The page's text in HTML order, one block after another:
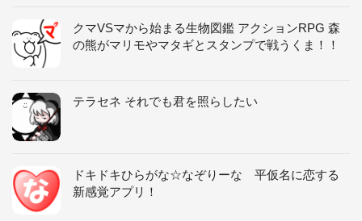
クマVSマから始まる生物図鑑 アクションRPG 森
の熊がマリモやマタギとスタンプで戦うくま！！
テラセネ それでも君を照らしたい
ドキドキひらがな☆なぞりーな 平仮名に恋する
新感覚アプリ！